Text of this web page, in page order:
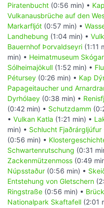
Piratenbucht (0:56 min) •
Vulkanausbrüche auf den
Markarfljót (0:57 min) •
Landhebung (1:04 min) •
Bauernhof Þorvaldseyri (1:11
min) • Heimatmuseum Skógar
Sólheimajökull (1:52 min) •
Pétursey (0:26 min) • Kap
Papageitaucher und
Dyrhólaey (0:38 min) •
(0:42 min) • Schutzdamm
• Vulkan Katla (1:21 min) •
min) • Schlucht Fjaðrárgljúfur
(0:56 min) •
Schwartenrutschung (0:31
Zackenmützenmoss (0:49
Núpsstaður (0:56 min) •
Entstehung von Gletschern
Ringstraße (0:56 min) •
Nationalpark Skaftafell (2:01